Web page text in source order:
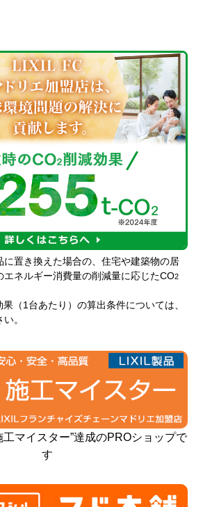
に置き換えた場合の、住宅や建築物の居
エネルギー消費量の削減量に応じたCO2
果（1台あたり）の算出条件については、
。
工マイスター”達成のPROショップで
す